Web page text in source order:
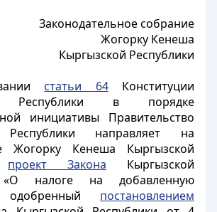
Законодательное собрание
Жогорку Кенеша
Кыргызской Республики
статьи 64Конституции
Республики в порядке
инициативы Правительство
Республики направляет на
Жогорку Кенеша Кыргызской
проект Закона Кыргызской
«О налоге на добавленную
одобренный постановлением